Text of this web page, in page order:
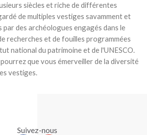
siècles et riche de différentes
de multiples vestiges savamment et
par des archéologues engagés dans le
recherches et de fouilles programmées
national du patrimoine et de l'UNESCO.
que vous émerveiller de la diversité
vestiges.
Suivez-nous